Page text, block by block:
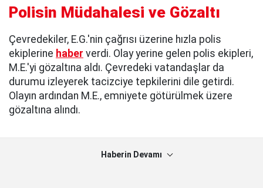
Polisin Müdahalesi ve Gözaltı
Çevredekiler, E.G.'nin çağrısı üzerine hızla polis
ekiplerine haber verdi. Olay yerine gelen polis ekipleri,
M.E.'yi gözaltına aldı. Çevredeki vatandaşlar da
durumu izleyerek tacizciye tepkilerini dile getirdi.
Olayın ardından M.E., emniyete götürülmek üzere
gözaltına alındı.
Haberin Devamı